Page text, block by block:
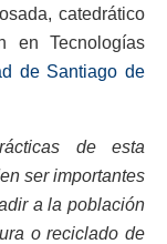
catedrático
en Tecnologías
de Santiago de
de esta
ser importantes
a la población
o reciclado de